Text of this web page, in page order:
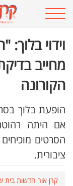
וידוי
מחייב
הקורונה
הופעת בלוך
אם היתה
הסרטים
ציבורית.
קרן אור חדשות